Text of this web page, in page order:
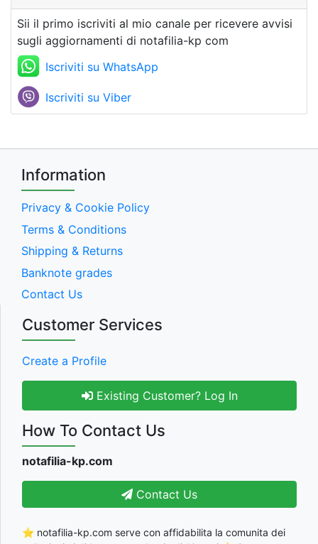
Sii il primo iscriviti al mio canale per ricevere avvisi
sugli aggiornamenti di notafilia-kp com
Iscriviti su WhatsApp
Iscriviti su Viber
Information
Privacy & Cookie Policy
Terms & Conditions
Shipping & Returns
Banknote grades
Contact Us
Customer Services
Create a Profile
Existing Customer? Log In
How To Contact Us
notafilia-kp.com
Contact Us
⭐ notafilia-kp.com serve con affidabilita la comunita dei